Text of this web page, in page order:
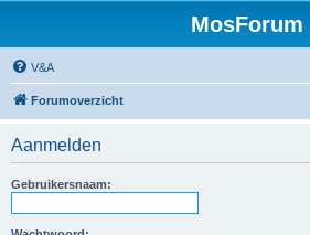
MosForum
V&A
Forumoverzicht
Aanmelden
Gebruikersnaam: